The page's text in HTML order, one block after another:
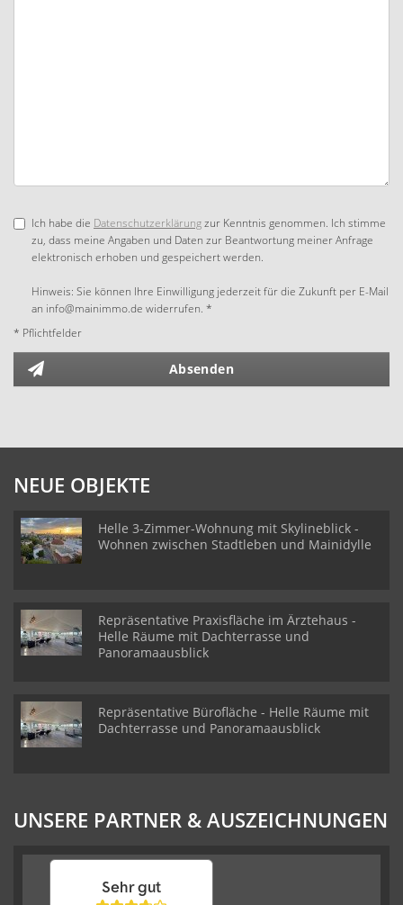
Ich habe die Datenschutzerklärungzur Kenntnis genommen. Ich stimme
zu, dass meine Angaben und Daten zur Beantwortung meiner Anfrage
elektronisch erhoben und gespeichert werden.
Hinweis: Sie können Ihre Einwilligung jederzeit für die Zukunft per E-Mail
an info@mainimmo.de widerrufen. *
* Pflichtfelder
Absenden
NEUE OBJEKTE
Helle 3-Zimmer-Wohnung mit Skylineblick -
Wohnen zwischen Stadtleben und Mainidylle
Repräsentative Praxisfläche im Ärztehaus -
Helle Räume mit Dachterrasse und
Panoramaausblick
Repräsentative Bürofläche - Helle Räume mit
Dachterrasse und Panoramaausblick
UNSERE PARTNER & AUSZEICHNUNGEN